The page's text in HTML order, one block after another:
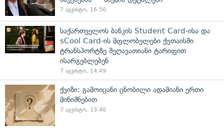
7 აგვისტო, 16:50
საქართველოს ბანკის Student Card-ისა და
sCool Card-ის მფლობელები ქუთაისში
ტრანსპორტზე შეღავათიანი ტარიფით
ისარგებლებენ
7 აგვისტო, 14:49
ქვიზი: გამოიცანი ცნობილი ადამიანი ერთი
მინიშნებით
7 აგვისტო, 13:40